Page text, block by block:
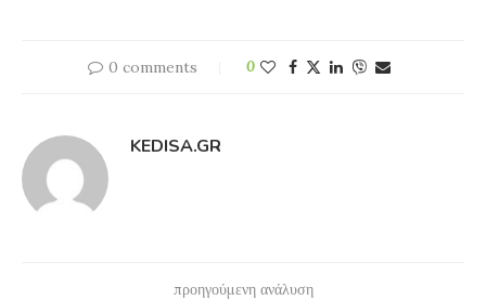
0 comments 0
KEDISA.GR
προηγούμενη ανάλυση